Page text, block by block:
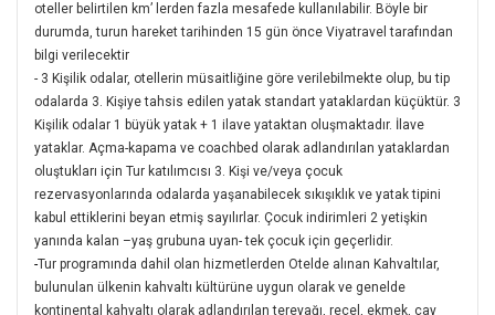
oteller belirtilen km’ lerden fazla mesafede kullanılabilir. Böyle bir
durumda, turun hareket tarihinden 15 gün önce Viyatravel tarafından
bilgi verilecektir
- 3 Kişilik odalar, otellerin müsaitliğine göre verilebilmekte olup, bu tip
odalarda 3. Kişiye tahsis edilen yatak standart yataklardan küçüktür. 3
Kişilik odalar 1 büyük yatak + 1 ilave yataktan oluşmaktadır. İlave
yataklar. Açma-kapama ve coachbed olarak adlandırılan yataklardan
oluştukları için Tur katılımcısı 3. Kişi ve/veya çocuk
rezervasyonlarında odalarda yaşanabilecek sıkışıklık ve yatak tipini
kabul ettiklerini beyan etmiş sayılırlar. Çocuk indirimleri 2 yetişkin
yanında kalan –yaş grubuna uyan- tek çocuk için geçerlidir.
-Tur programında dahil olan hizmetlerden Otelde alınan Kahvaltılar,
bulunulan ülkenin kahvaltı kültürüne uygun olarak ve genelde
kontinental kahvaltı olarak adlandırılan tereyağı, reçel, ekmek, çay